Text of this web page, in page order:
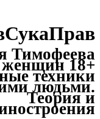
Тимофеева
женщин 18+
техники
людьми.
Теория и